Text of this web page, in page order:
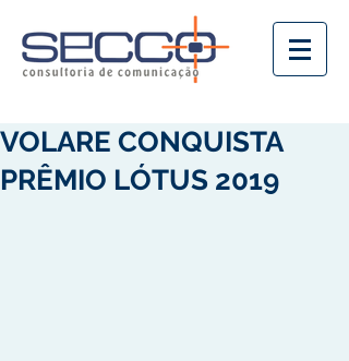
VOLARE CONQUISTA
PRÊMIO LÓTUS 2019